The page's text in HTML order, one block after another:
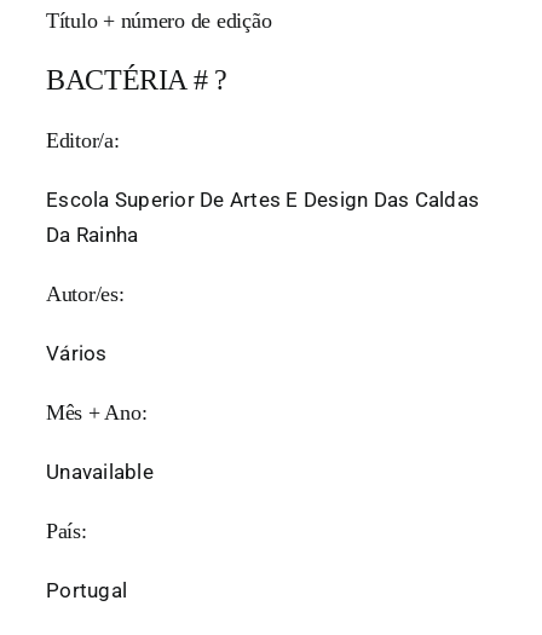
Título + número de edição
BACTÉRIA # ?
Editor/a:
Escola Superior De Artes E Design Das Caldas
Da Rainha
Autor/es:
Vários
Mês + Ano:
Unavailable
País:
Portugal